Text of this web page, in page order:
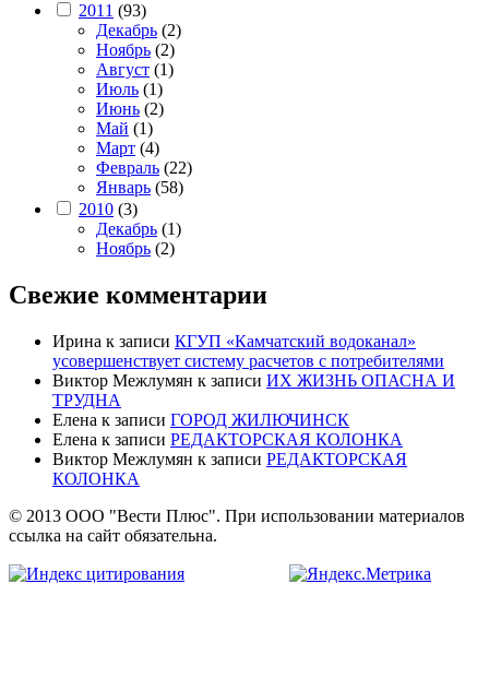
2011 (93)
Декабрь (2)
Ноябрь (2)
Август (1)
Июль (1)
Июнь (2)
Май (1)
Март (4)
Февраль (22)
Январь (58)
2010 (3)
Декабрь (1)
Ноябрь (2)
Свежие комментарии
Ирина к записи КГУП «Камчатский водоканал»
усовершенствует систему расчетов с потребителями
Виктор Межлумян к записи ИХ ЖИЗНЬ ОПАСНА И
ТРУДНА
Елена к записи ГОРОД ЖИЛЮЧИНСК
Елена к записи РЕДАКТОРСКАЯ КОЛОНКА
Виктор Межлумян к записи РЕДАКТОРСКАЯ
КОЛОНКА
© 2013 ООО "Вести Плюс". При использовании материалов
ссылка на сайт обязательна.